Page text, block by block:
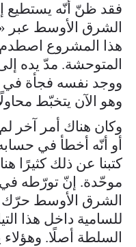
فقد ظنّ أنّه يستطيع
الشرق الأوسط عبر
هذا المشروع اصطدم
المتوحشة. مدّ يده
ووجد نفسه فجأة في
وهو الآن يتخبّط
وكان هناك أمر آخر
أو أنّه أخطأ في
كتبنا عن ذلك كثيرًا
موحّدة. إنّ تورّطه في
الشرق الأوسط حرّك
للسامية داخل هذا
السلطة أصلًا.